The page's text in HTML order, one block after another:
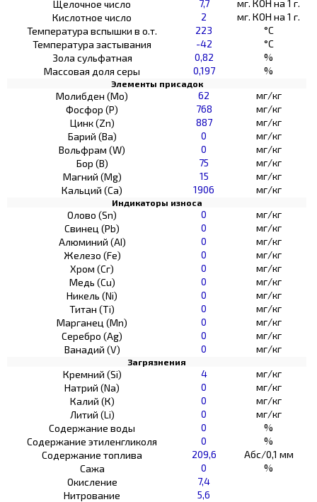
Щелочное число
7,7
мг. КОН на 1 г.
Кислотное число
2
мг. КОН на 1 г.
Температура вспышки в о.т.
223
°C
Температура застывания
-42
°C
Зола сульфатная
0,82
%
Массовая доля серы
0,197 %
Элементы присадок
Молибден (Мо) 62
мг/кг
Фосфор (Р)
768
мг/кг
Цинк (Zn)
887
мг/кг
Барий (Ва)
0
мг/кг
Вольфрам (W)
0
мг/кг
Бор (В)
75
мг/кг
Магний (Mg)
15
мг/кг
Кальций (Са)
1906 мг/кг
Индикаторы износа
Олово (Sn) 0
мг/кг
Свинец (Pb)
0
мг/кг
Алюминий (AI)
0
мг/кг
Железо (Fe)
0
мг/кг
Хром (Сг)
0
мг/кг
Медь (Cu)
0
мг/кг
Никель (Ni)
0
мг/кг
Титан (Ti)
0
мг/кг
Марганец (Mn)
0
мг/кг
Серебро (Ag)
0
мг/кг
Ванадий (V)
0 мг/кг
Загрязнения
Кремний (Si) 4
мг/кг
Натрий (Na)
0
мг/кг
Калий (К)
0
мг/кг
Литий (Li)
0
мг/кг
Содержание воды
0
%
Содержание этиленгликоля
0
%
Содержание топлива
209,6
Абс/0,1 мм
Сажа
0
%
Окисление
7,4
Нитрование
5,6